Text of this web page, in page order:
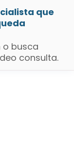
que
busca
consulta.